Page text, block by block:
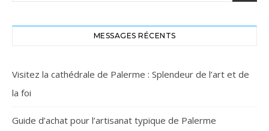
MESSAGES RÉCENTS
Visitez la cathédrale de Palerme : Splendeur de l’art et de
la foi
Guide d’achat pour l’artisanat typique de Palerme